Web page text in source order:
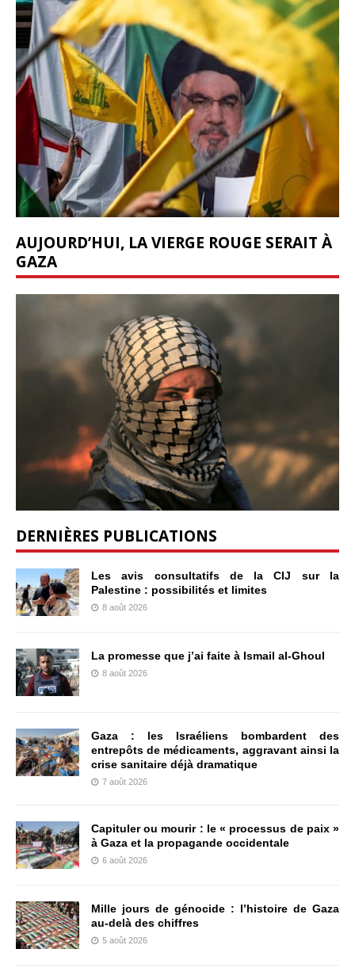
AUJOURD’HUI, LA VIERGE ROUGE SERAIT À
GAZA
DERNIÈRES PUBLICATIONS
Les avis consultatifs de la CIJ sur la
Palestine : possibilités et limites
8 août 2026
La promesse que j’ai faite à Ismail al-Ghoul
8 août 2026
Gaza : les Israéliens bombardent des
entrepôts de médicaments, aggravant ainsi la
crise sanitaire déjà dramatique
7 août 2026
Capituler ou mourir : le « processus de paix »
à Gaza et la propagande occidentale
6 août 2026
Mille jours de génocide : l’histoire de Gaza
au-delà des chiffres
5 août 2026